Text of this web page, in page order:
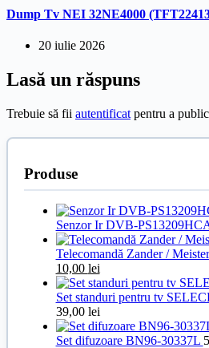
Dump Tv NEI 32NE4000
20 iulie 2026
Lasă un răspuns
Trebuie să fii autentificat pentru a
Produse
Senzor Ir DVB-
Telecomandă Zander /
Prețul
inițial
a
fost:
20,00 lei.
10,00 leiPrețul
curent
este:
10,00 lei.
Set standuri pentru tv
39,00 lei
Set difuzoare BN96-30337L